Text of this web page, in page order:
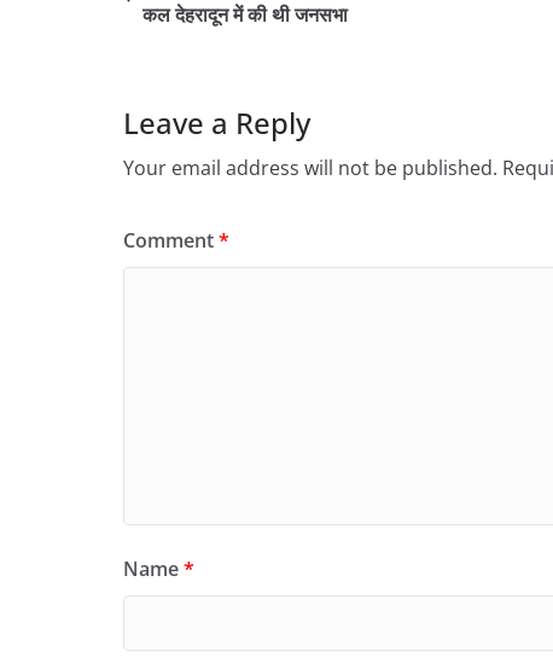
कल देहरादून में की थी जनसभा
Leave a Reply
Your email address will not be published.
Comment*
Name*